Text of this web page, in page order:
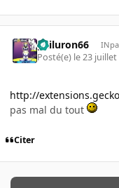
gailuron66
Posté(e) le 23 juillet
http://
pas mal du tout
Citer